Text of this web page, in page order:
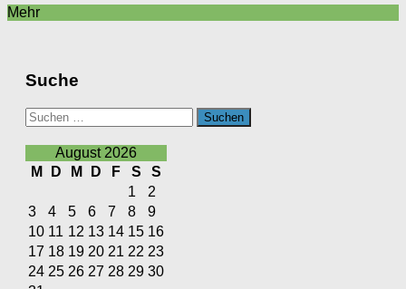
Mehr
Suche
Suchen
nach:
August 2026
M
D M D F S
S
1
2
3
4 5 6 7 8
9
10 11 12 13 14 15 16
17 18 19 20 21 22 23
24 25 26 27 28 29 30